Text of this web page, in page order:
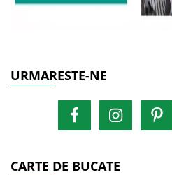
URMARESTE-NE
CARTE DE BUCATE